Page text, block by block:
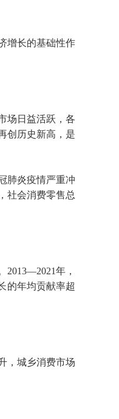
增长的基础性作
场日益活跃，各
创历史新高，是
肺炎疫情严重冲
社会消费零售总
2013—2021年，
的年均贡献率超
，城乡消费市场